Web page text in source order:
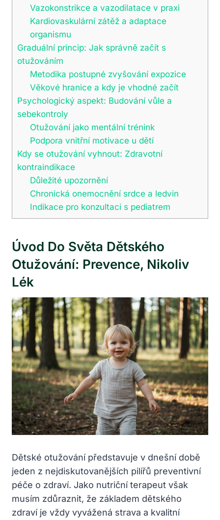
Vazokonstrikce a vazodilatace v praxi
Kardiovaskulární zátěž a adaptace
organismu
Graduální princip: Jak správně začít s
otužováním
Metodika postupné zvyšování expozice
Věkové hranice a kdy je vhodné začít
Psychologický aspekt: Budování vůle a
sebekontroly
Otužování jako mentální trénink
Podpora vnitřní motivace u dětí
Kdy se otužování vyhnout: Zdravotní
kontraindikace
Důležité upozornění
Chronická onemocnění srdce a ledvin
Indikace pro konzultaci s pediatrem
Úvod Do Světa Dětského
Otužování: Prevence, Nikoliv
Lék
Dětské otužování představuje v dnešní době
jeden z nejdiskutovanějších pilířů preventivní
péče o zdraví. Jako nutriční terapeut však
musím zdůraznit, že základem dětského
zdraví je vždy vyvážená strava a kvalitní